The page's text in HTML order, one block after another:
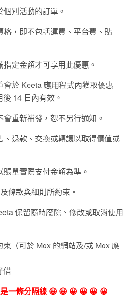
別活動的訂單。
格，即不包括運費、平台費、貼
定金額才可享用此優惠。
會於 Keeta 應用程式內獲取優惠
14 日內有效。
重新補發，恕不另行通知。
、退款、交換或轉讓以取得價值或
單實際支付金額為準。
條款與細則所約束。
保留隨時廢除、修改或取消使用
束（可於 Mox 的網站及/或 Mox 應
！
一條分隔線 😀 😀 😀 😀 😀 😀